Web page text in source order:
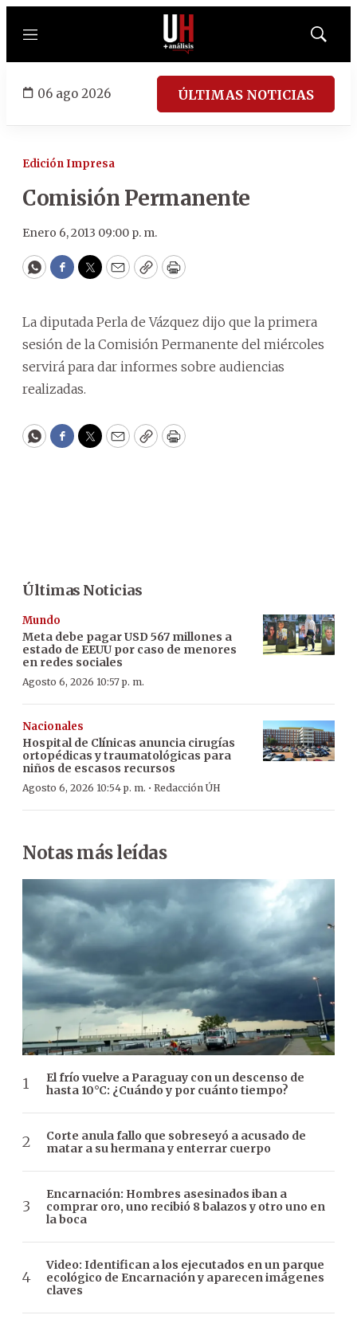
Menú
Mostrar
06 ago 2026 ÚLTIMAS NOTICIAS
Edición Impresa
Comisión Permanente
Enero 6, 2013 09:00 p. m.
WhatsApp
Facebook
Twitter
EmailCopyPrint
La diputada Perla de Vázquez dijo que la primera
sesión de la Comisión Permanente del miércoles
servirá para dar informes sobre audiencias
realizadas.
WhatsApp
Facebook
Twitter
EmailCopyPrint
Últimas Noticias
Mundo
Meta debe pagar USD 567 millones a
estado de EEUU por caso de menores
en redes sociales
Agosto 6, 2026 10:57 p. m.
Nacionales
Hospital de Clínicas anuncia cirugías
ortopédicas y traumatológicas para
niños de escasos recursos
Agosto 6, 2026 10:54 p. m. · Redacción ÚH
Notas más leídas
El frío vuelve a Paraguay con un descenso de
hasta 10°C: ¿Cuándo y por cuánto tiempo?
Corte anula fallo que sobreseyó a acusado de
matar a su hermana y enterrar cuerpo
Encarnación: Hombres asesinados iban a
comprar oro, uno recibió 8 balazos y otro uno en
la boca
Video: Identifican a los ejecutados en un parque
ecológico de Encarnación y aparecen imágenes
claves